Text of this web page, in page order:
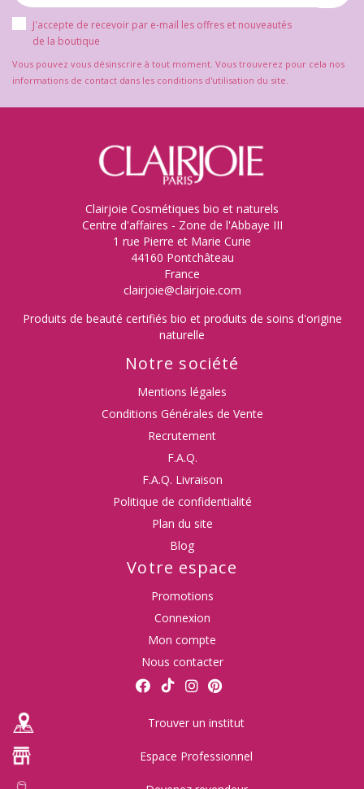
J'accepte de recevoir par e-mail les offres et nouveautés
de la boutique
Vous pouvez vous désinscrire à tout moment. Vous trouverez pour cela nos
informations de contact dans les conditions d'utilisation du site.
Clairjoie Cosmétiques bio et naturels
Centre d'affaires - Zone de l'Abbaye III
1 rue Pierre et Marie Curie
44160 Pontchâteau
France
clairjoie@clairjoie.com
Produits de beauté certifiés bio et produits de soins d'origine
naturelle
Notre société
Mentions légales
Conditions Générales de Vente
Recrutement
F.A.Q.
F.A.Q. Livraison
Politique de confidentialité
Plan du site
Blog
Votre espace
Promotions
Connexion
Mon compte
Nous contacter
Trouver un institut
Espace Professionnel